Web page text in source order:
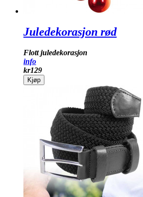
Juledekorasjon rød
Flott juledekorasjon
info
kr129
Kjøp